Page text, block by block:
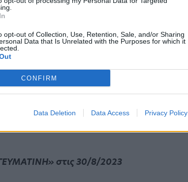
opt-out of Collection, Use, Retention, Sale, and/or Sharing
Data that Is Unrelated with the Purposes for which it
CONFIRM
Data Deletion Data Access Privacy Policy
η ανάλυση του ματς μαζί με πλούσιο
τις κομβικές φάσεις από όλες τις
της φάσης των ομίλων του
Τετάρτη στις οθόνες μας.
στις 30/8/2023